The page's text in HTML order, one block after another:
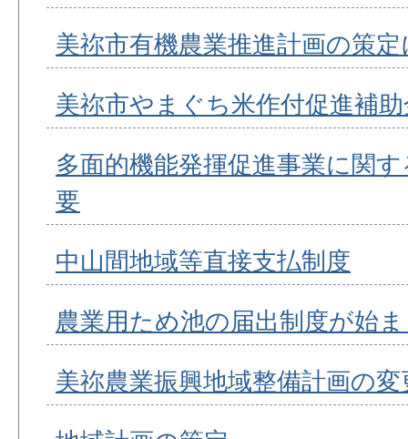
美祢市有機農業推進計画の策
美祢市やまぐち米作付促進補
多面的機能発揮促進事業に関
要
中山間地域等直接支払制度
農業用ため池の届出制度が始
美祢農業振興地域整備計画の